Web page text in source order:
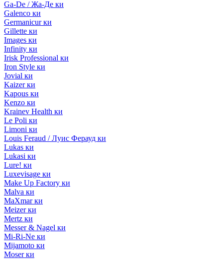
Ga-De / Жа-Де ки
Galenco ки
Germanicur ки
Gillette ки
Images ки
Infinity ки
Irisk Professional ки
Iron Style ки
Jovial ки
Kaizer ки
Kapous ки
Kenzo ки
Krainev Health ки
Le Poli ки
Limoni ки
Louis Feraud / Луис Ферауд ки
Lukas ки
Lukasi ки
Lure! ки
Luxevisage ки
Make Up Factory ки
Malva ки
MaXmar ки
Meizer ки
Mertz ки
Messer & Nagel ки
Mi-Ri-Ne ки
Mijamoto ки
Moser ки